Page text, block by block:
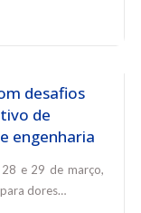
desafios
de
engenharia
e 29 de março,
para dores…